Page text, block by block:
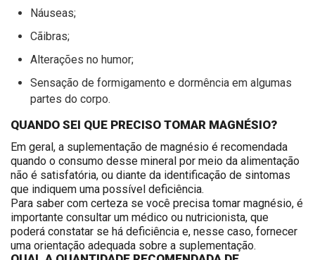
Náuseas;
Cãibras;
Alterações no humor;
Sensação de formigamento e dormência em algumas
partes do corpo.
QUANDO SEI QUE PRECISO TOMAR MAGNÉSIO?
Em geral, a suplementação de magnésio é recomendada
quando o consumo desse mineral por meio da alimentação
não é satisfatória, ou diante da identificação de sintomas
que indiquem uma possível deficiência.
Para saber com certeza se você precisa tomar magnésio, é
importante consultar um médico ou nutricionista, que
poderá constatar se há deficiência e, nesse caso, fornecer
uma orientação adequada sobre a suplementação.